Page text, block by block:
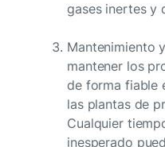
gases inertes y
Mantenimiento
mantener los
de forma fiable
las plantas de
Cualquier
inesperado